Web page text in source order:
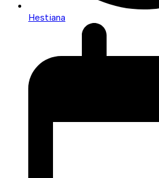
Hestiana